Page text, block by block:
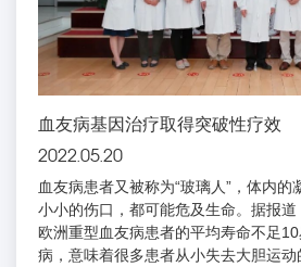
血友病基因治疗取得突破性疗效
2022.05.20
血友病患者又被称为“玻璃人”，体内的
小小的伤口，都可能危及生命。据报道
欧洲重型血友病患者的平均寿命不足
病，意味着很多患者从小失去大胆运